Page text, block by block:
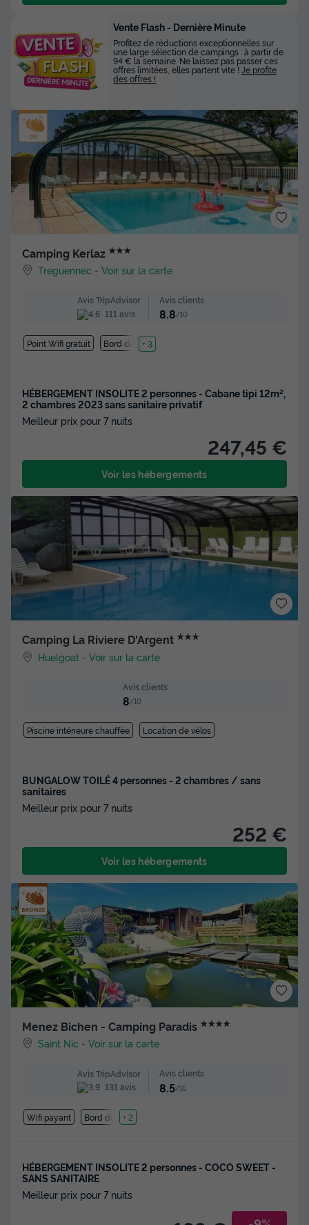
Camping Kerlaz ★★★
Treguennec -Voir sur la carte
Avis TripAdvisor
111 avis
Avis clients
8.8/10
Point Wifi gratuit Bord de mer
+ 3
HÉBERGEMENT INSOLITE 2 personnes - Cabane tipi 12m²,
2 chambres 2023 sans sanitaire privatif
Meilleur prix pour 7 nuits
247,45 €
Voir les hébergements
Camping La Riviere D'Argent ★★★
Huelgoat -Voir sur la carte
Avis clients
8/10
Piscine intérieure chauffée Location de vélos
BUNGALOW TOILÉ 4 personnes - 2 chambres / sans
sanitaires
Meilleur prix pour 7 nuits
252 €
Voir les hébergements
Menez Bichen - Camping Paradis ★★★★
Saint Nic -Voir sur la carte
Avis TripAdvisor
131 avis
Avis clients
8.5/10
Wifi payant Bord de mer
+ 2
HÉBERGEMENT INSOLITE 2 personnes - COCO SWEET -
SANS SANITAIRE
Meilleur prix pour 7 nuits
Vente Flash - Dernière Minute
Profitez de réductions exceptionnelles sur
une large sélection de campings : à partir de
94 € la semaine. Ne laissez pas passer ces
offres limitées, elles partent vite ! Je profite
des offres !